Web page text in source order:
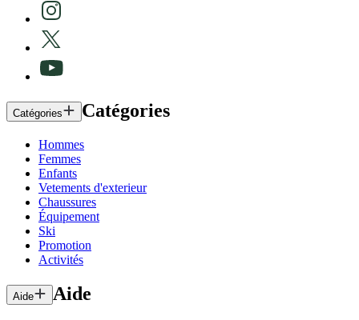
Catégories Catégories
Hommes
Femmes
Enfants
Vetements d'exterieur
Chaussures
Équipement
Ski
Promotion
Activités
Aide Aide